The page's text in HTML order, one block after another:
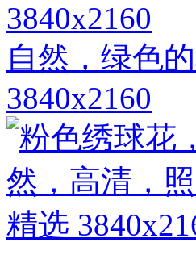
3840x2160
自然，绿色
3840x2160